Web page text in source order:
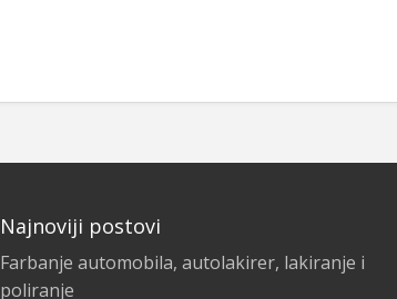
Najnoviji postovi
Farbanje automobila, autolakirer, lakiranje i
poliranje